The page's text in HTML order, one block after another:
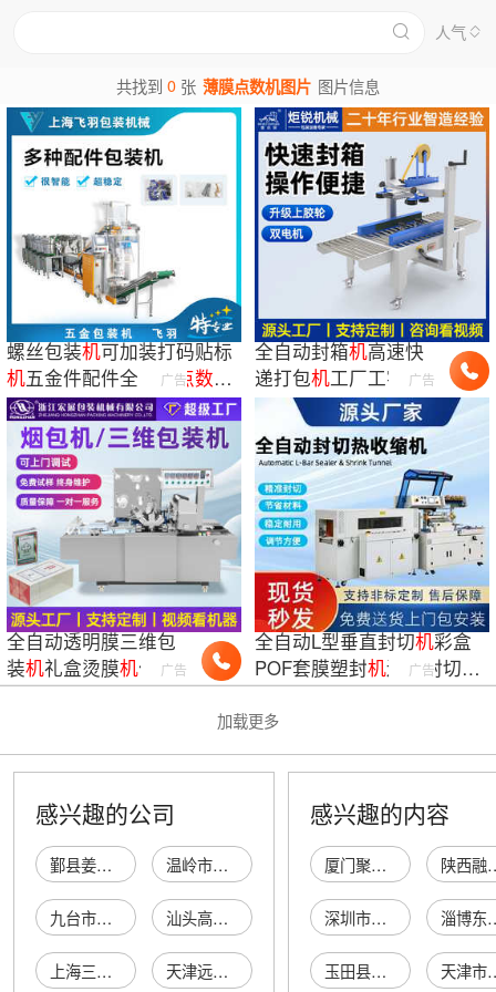
人气
共找到0 张 薄膜点数机图片 图片信息
螺丝包装机可加装打码贴标
机五金件配件全自动点数混
合多功能
广告
全自动封箱机高速快
递打包机工厂工字封
箱
纸箱封盒机十字
云仓专
广告
全自动透明膜三维包
装机礼盒烫膜机化妆
品封膜机书本纸盒礼
广告
全自动L型垂直封切机彩盒
POF套膜塑封机边封封切热
收缩包装机
广告
加载更多
感兴趣的公司
鄞县姜山飞跃薄膜封口机厂 温岭市正义数控薄膜包装机厂
九台市草浆薄膜机试研厂 汕头高新区跃能特种薄膜科技有限公司薄膜厂
上海三福薄膜厂 天津远大薄膜厂
感兴趣的内容
厦门聚得贸易有限公司 陕西融禾易
深圳市东鑫钻珠宝首饰有限公司 淄博东润
玉田县石臼窝镇卡多饰品店 天津市津